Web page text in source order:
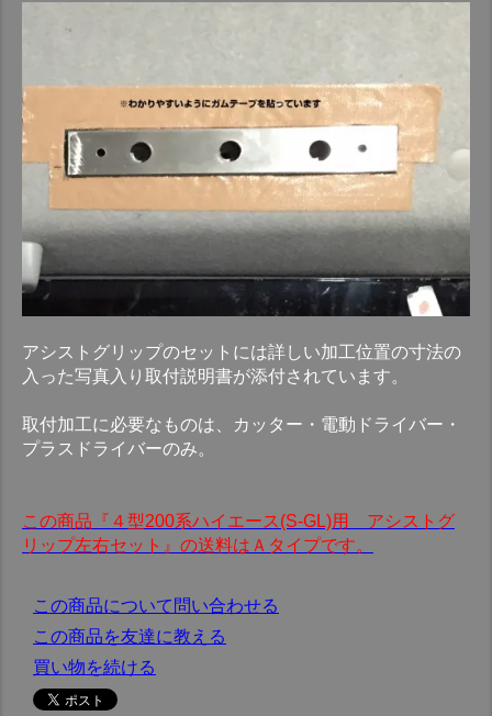
アシストグリップのセットには詳しい加工位置の寸法の
入った写真入り取付説明書が添付されています。
取付加工に必要なものは、カッター・電動ドライバー・
プラスドライバーのみ。
この商品『４型200系ハイエース(S-GL)用 アシストグ
リップ左右セット』の送料はＡタイプです。
この商品について問い合わせる
この商品を友達に教える
買い物を続ける